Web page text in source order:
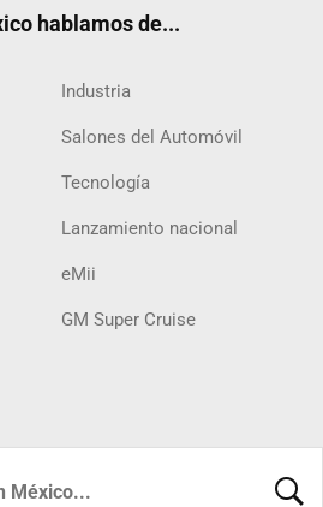
hablamos de...
Industria
Salones del Automóvil
Tecnología
Lanzamiento nacional
eMii
GM Super Cruise